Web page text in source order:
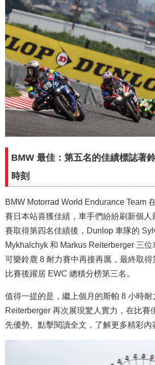
BMW 最佳：第五名的佳績標誌著
時刻
BMW Motorrad World Endurance Team
賽日本站喜獲佳績，車手們紛紛刷新個人
賽取得第四名佳績後，Dunlop 車隊的
Mykhalchyk 和 Markus Reiterberger 三位
可樂鈴鹿 8 耐力賽中再接再厲，最終取得
比賽後躍居 EWC 總積分榜第三名。
值得一提的是，繼上個月的斯帕 8 小時
Reiterberger 再次展現驚人實力，在比賽
先優勢。點擊閱讀全文，了解更多精彩內